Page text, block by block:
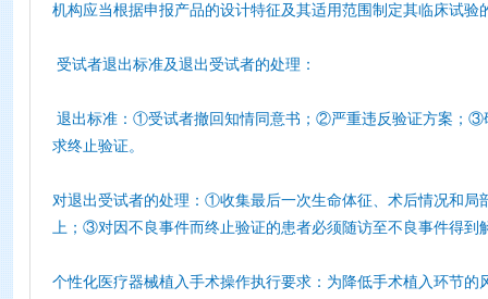
机构应当根据申报产品的设计特征及其适用范围制定其临床试
受试者退出标准及退出受试者的处理：
退出标准：①受试者撤回知情同意书；②严重违反验证方案；
求终止验证。
对退出受试者的处理：①收集最后一次生命体征、术后情况和
上；③对因不良事件而终止验证的患者必须随访至不良事件
个性化医疗器械植入手术操作执行要求：为降低手术植入环节